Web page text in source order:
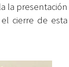
la presentación
cierre de esta